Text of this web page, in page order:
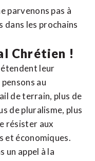
parvenons pas à
les prochains
Chrétien !
leur
au
de terrain, plus de
de pluralisme, plus
résister aux
et économiques.
un appel à la